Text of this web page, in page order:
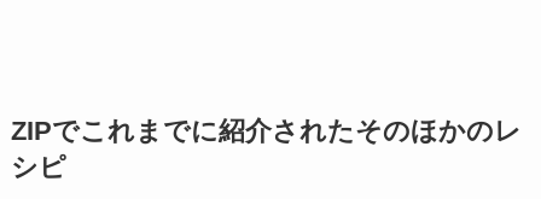
ZIPでこれまでに紹介されたそのほかのレ
シピ